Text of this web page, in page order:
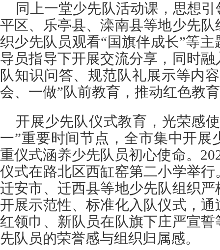
同上一堂少先队活动课，思想
平区、乐亭县、滦南县等地少先
织少先队员观看“国旗伴成长”等
导员指导下开展交流分享，同时
队知识问答、规范队礼展示等内
会、一做”队前教育，推动红色教
开展少先队仪式教育，光荣感
一”重要时间节点，全市集中开展
重仪式涵养少先队员初心使命。
仪式在路北区西缸窑第二小学举
迁安市、迁西县等地少先队组织
开展示范性、标准化入队仪式，
红领巾、新队员在队旗下庄严宣
先队员的荣誉感与组织归属感。